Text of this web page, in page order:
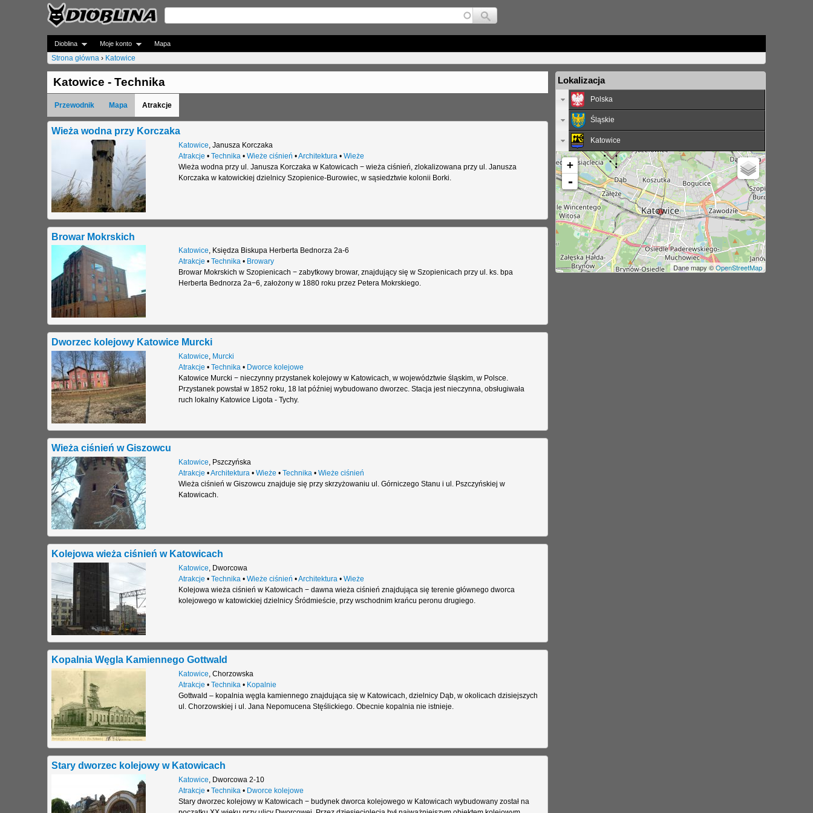
Jump to navigation
Dioblina Moje konto Mapa
J
e
s
t
ś
u
t
a
Strona główna › Katowice
Katowice - Technika
Przewodnik Mapa Atrakcje
Wieża wodna przy Korczaka
Katowice Janusza Korczaka
Atrakcje • Technika • Wieże ciśnień •Architektura • Wieże
Wieża wodna przy ul. Janusza Korczaka w Katowicach − wieża ciśnień, zlokalizowana przy ul. Janusza
Korczaka w katowickiej dzielnicy Szopienice-Burowiec, w sąsiedztwie kolonii Borki.
Browar Mokrskich
Katowice, Księdza Biskupa Herberta Bednorza 2a-6
Atrakcje • Technika• Browary
Browar Mokrskich w Szopienicach − zabytkowy browar, znajdujący się w Szopienicach przy ul. ks. bpa
Herberta Bednorza 2a−6, założony w 1880 roku przez Petera Mokrskiego.
Dworzec kolejowy Katowice Murcki
Katowice, Murcki
Atrakcje • Technika• Dworce kolejowe
Katowice Murcki − nieczynny przystanek kolejowy w Katowicach, w województwie śląskim, w Polsce.
Przystanek powstał w 1852 roku, 18 lat później wybudowano dworzec. Stacja jest nieczynna, obsługiwała
ruch lokalny Katowice Ligota - Tychy.
Wieża ciśnień w Giszowcu
Katowice, Pszczyńska
Atrakcje •Architektura• Wieże • Technika• Wieże ciśnień
Wieża ciśnień w Giszowcu znajduje się przy skrzyżowaniu ul. Górniczego Stanu i ul. Pszczyńskiej w
Katowicach.
Kolejowa wieża ciśnień w Katowicach
Katowice, Dworcowa
Atrakcje • Technika• Wieże ciśnień •Architektura• Wieże
Kolejowa wieża ciśnień w Katowicach − dawna wieża ciśnień znajdująca się terenie głównego dworca
kolejowego w katowickiej dzielnicy Śródmieście, przy wschodnim krańcu peronu drugiego.
Kopalnia Węgla Kamiennego Gottwald
Katowice, Chorzowska
Atrakcje • Technika• Kopalnie
Gottwald – kopalnia węgla kamiennego znajdująca się w Katowicach, dzielnicy Dąb, w okolicach dzisiejszych
ul. Chorzowskiej i ul. Jana Nepomucena Stęślickiego. Obecnie kopalnia nie istnieje.
Stary dworzec kolejowy w Katowicach
Katowice Dworcowa 2-10
Atrakcje • Technika • Dworce kolejowe
Stary dworzec kolejowy w Katowicach − budynek dworca kolejowego w Katowicach wybudowany został na
Lokalizacja
Polska
Śląskie
Katowice
+
-
Dane mapy ©OpenStreetMap